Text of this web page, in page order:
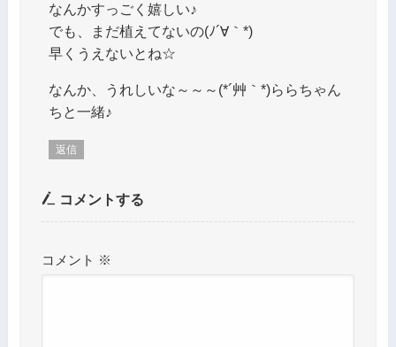
なんかすっごく嬉しい♪
でも、まだ植えてないの(ﾉ´∀｀*)
早くうえないとね☆
なんか、うれしいな～～～(*´艸｀*)ららちゃん
ちと一緒♪
返信
コメントする
コメント ※